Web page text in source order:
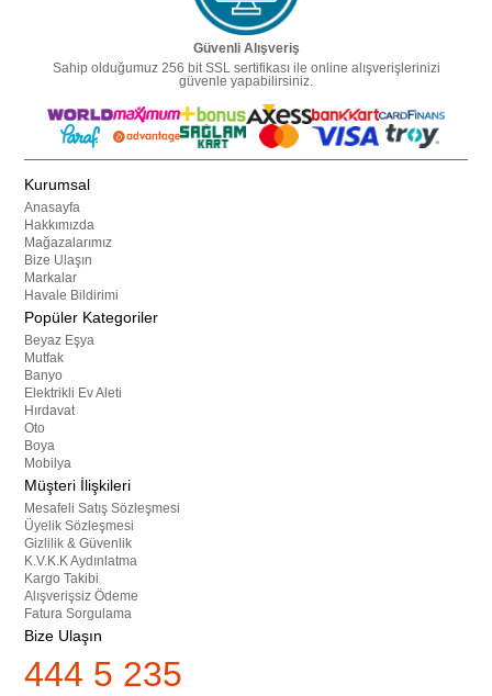
Güvenli Alışveriş
Sahip olduğumuz 256 bit SSL sertifikası ile online alışverişlerinizi
güvenle yapabilirsiniz.
Kurumsal
Anasayfa
Hakkımızda
Mağazalarımız
Bize Ulaşın
Markalar
Havale Bildirimi
Popüler Kategoriler
Beyaz Eşya
Mutfak
Banyo
Elektrikli Ev Aleti
Hırdavat
Oto
Boya
Mobilya
Müşteri İlişkileri
Mesafeli Satış Sözleşmesi
Üyelik Sözleşmesi
Gizlilik & Güvenlik
K.V.K.K Aydınlatma
Kargo Takibi
Alışverişsiz Ödeme
Fatura Sorgulama
Bize Ulaşın
444 5 235